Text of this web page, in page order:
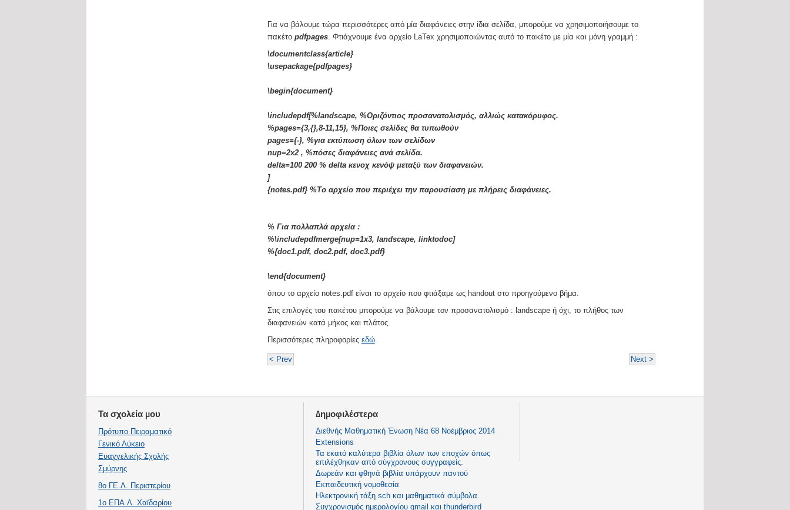
Για να βάλουμε τώρα περισσότερες από μία διαφάνειες στην ίδια σελίδα, μπορούμε να χρησιμοποιήσουμε το
πακέτο pdfpages. Φτιάχνουμε ένα αρχείο LaTex χρησιμοποιώντας αυτό το πακέτο με μία και μόνη γραμμή :
\documentclass{article}
\usepackage{pdfpages}
\begin{document}
\includepdf[%landscape, %Οριζόντιος προσανατολισμός, αλλιώς κατακόρυφος.
%pages={3,{},8-11,15}, %Ποιες σελίδες θα τυπωθούν
pages={-}, %για εκτύπωση όλων των σελίδων
nup=2x2 , %πόσες διαφάνειες ανά σελίδα.
delta=100 200 % delta κενοχ κενόψ μεταξύ των διαφανειών.
]
{notes.pdf} %Το αρχείο που περιέχει την παρουσίαση με πλήρεις διαφάνειες.
% Για πολλαπλά αρχεία :
%\includepdfmerge[nup=1x3, landscape, linktodoc]
%{doc1.pdf, doc2.pdf, doc3.pdf}
\end{document}
όπου το αρχείο notes.pdf είναι το αρχείο που φτιάξαμε ως handout στο προηγούμενο βήμα.
Στις επιλογές του πακέτου μπορούμε να βάλουμε τον προσανατολισμό : landscape ή όχι, το πλήθος των
διαφανειών κατά μήκος και πλάτος.
Περισσότερες πληροφορίες εδώ.
< Prev Next >
Τα σχολεία μου
Πρότυπο Πειραματικό
Γενικό Λύκειο
Ευαγγελικής Σχολής
Σμύρνης
8ο ΓΕ.Λ. Περιστερίου
1ο ΕΠΑ.Λ. Χαϊδαρίου
Δημοφιλέστερα
Διεθνής Μαθηματική Ένωση Νέα 68 Νοέμβριος 2014
Extensions
Τα εκατό καλύτερα βιβλία όλων των εποχών όπως
επιλέχθηκαν από σύγχρονους συγγραφείς.
Δωρεάν και φθηνά βιβλία υπάρχουν παντού
Εκπαιδευτική νομοθεσία
Ηλεκτρονική τάξη sch και μαθηματικά σύμβολα.
Συγχρονισμός ημερολογίου gmail και thunderbird